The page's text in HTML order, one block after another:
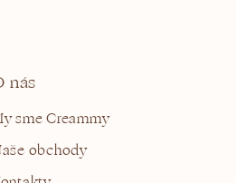
nás
sme Creammy
obchody